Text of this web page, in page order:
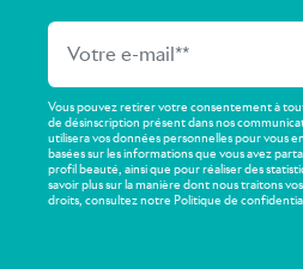
Vous pouvez retirer votre consentement à
de désinscription présent dans nos
utilisera vos données personnelles pour vous
basées sur les informations que vous avez
profil beauté, ainsi que pour réaliser des
savoir plus sur la manière dont nous traitons
droits, consultez notre Politique de